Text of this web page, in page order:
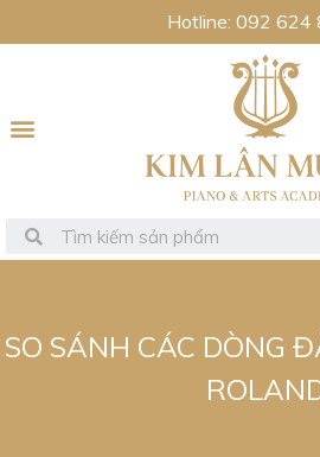
Hotline: 092 624
SO SÁNH CÁC DÒNG